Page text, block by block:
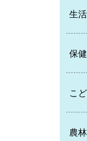
生
保
こ
農